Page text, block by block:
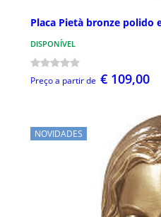
Placa Pietà bronze
DISPONÍVEL
Preço a partir de € 109,00
NOVIDADES